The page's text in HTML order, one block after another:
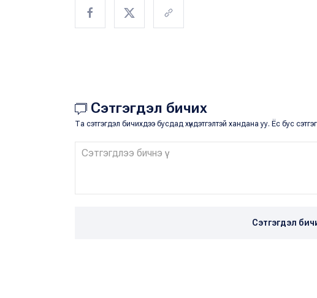
Сэтгэгдэл бичих
Та сэтгэгдэл бичихдээ бусдад хүндэтгэлтэй хандана уу. Ёс бус
Сэтгэгдэл